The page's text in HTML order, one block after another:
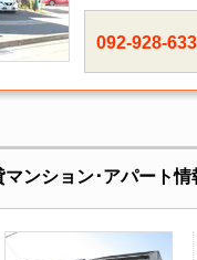
092-928-
ンション･アパート情